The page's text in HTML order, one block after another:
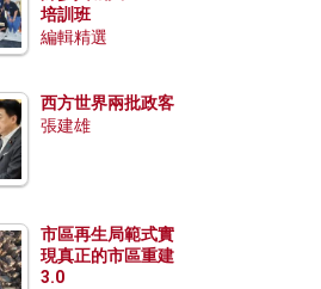
培訓班
編輯精選
西方世界兩批政客
張建雄
市區再生局範式實
現真正的市區重建
3.0